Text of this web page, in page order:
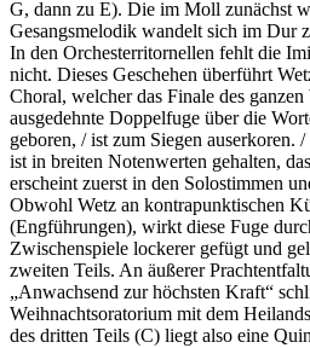
G, dann zu E). Die im Moll zunächst
Gesangsmelodik wandelt sich im Dur
In den Orchesterritornellen fehlt die
nicht. Dieses Geschehen überführt
Choral, welcher das Finale des
ausgedehnte Doppelfuge über die
geboren, / ist zum Siegen auserkoren.
ist in breiten Notenwerten gehalten,
erscheint zuerst in den Solostimmen
Obwohl Wetz an kontrapunktischen
(Engführungen), wirkt diese Fuge
Zwischenspiele lockerer gefügt und
zweiten Teils. An äußerer
„Anwachsend zur höchsten Kraft“
Weihnachtsoratorium mit dem
des dritten Teils (C) liegt also eine